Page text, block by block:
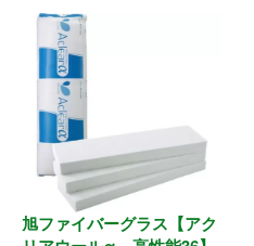
測定・検査
大工道具
作業工具
作業用品
旭ファイバーグラス【アク